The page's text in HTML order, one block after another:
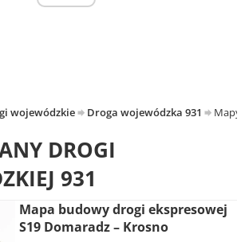
wojewódzkie Droga wojewódzka 931 Mapy
DROGI
931
Mapa budowy drogi ekspresowej
S19 Domaradz – Krosno